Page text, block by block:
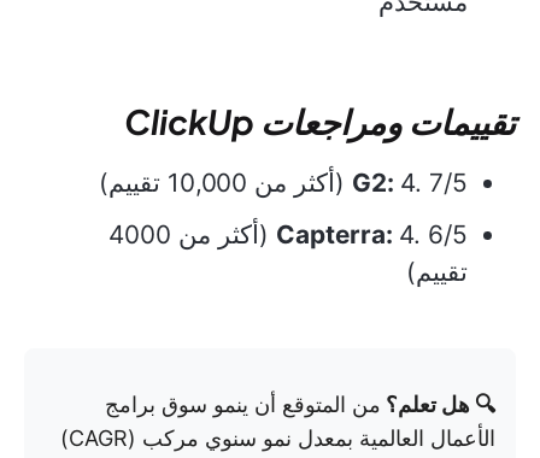
تقييمات ومراجعات ClickUp
G2: 4. 7/5 (أكثر من 10,000 تقييم)
Capterra:
4. 6/5 (أكثر من 4000
تقييم)
🔍 هل تعلم؟ من المتوقع أن ينمو سوق برامج
الأعمال العالمية بمعدل نمو سنوي مركب (CAGR)